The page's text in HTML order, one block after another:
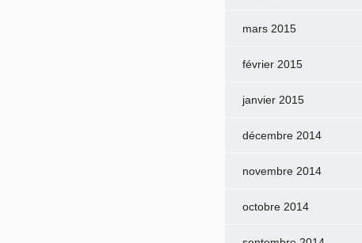
mars 2015
février 2015
janvier 2015
décembre 2014
novembre 2014
octobre 2014